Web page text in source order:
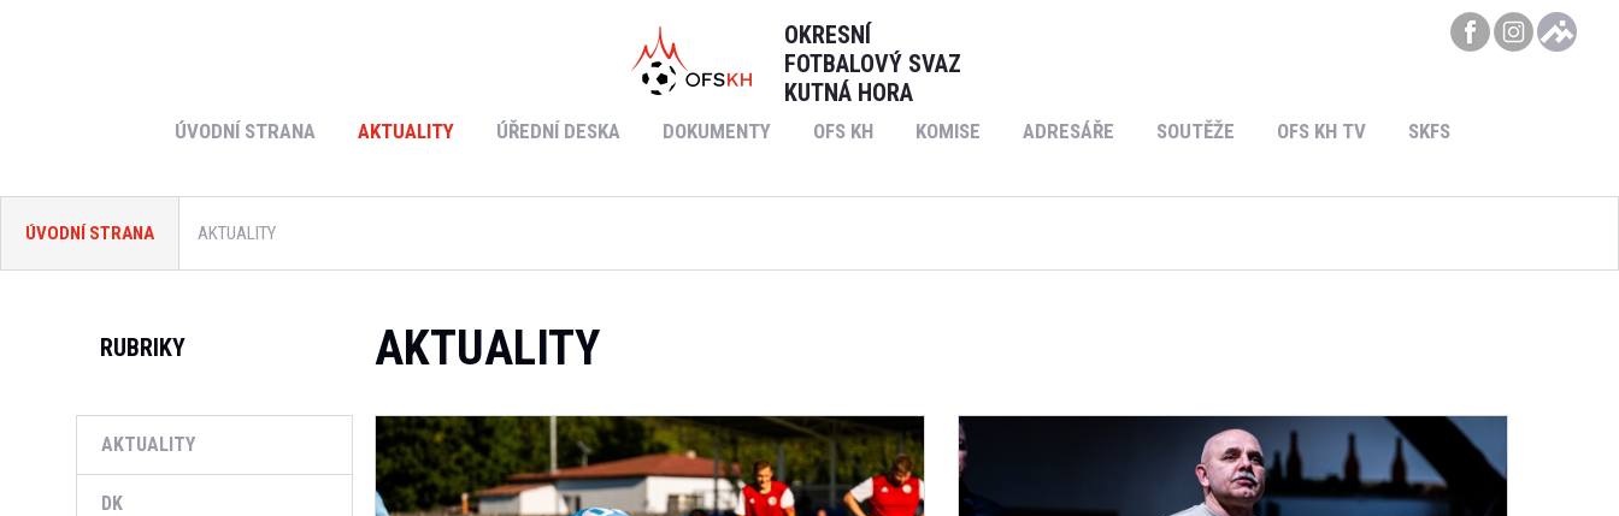
OKRESNÍ
FOTBALOVÝ SVAZ
KUTNÁ HORA
ÚVODNÍ STRANA AKTUALITY ÚŘEDNÍ DESKA DOKUMENTY OFS KH KOMISE ADRESÁŘE SOUTĚŽE OFS KH TV SKFS
ÚVODNÍ STRANA AKTUALITY
RUBRIKY
AKTUALITY
DK
AKTUALITY